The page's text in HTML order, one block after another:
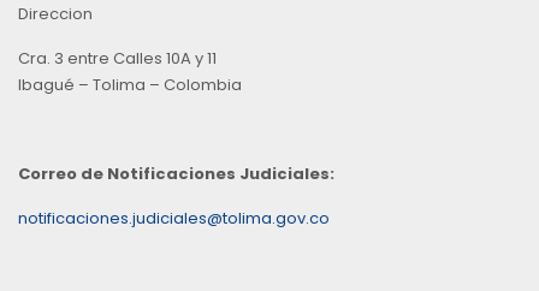
Direccion
Cra. 3 entre Calles 10A y 11
Ibagué – Tolima – Colombia
Correo de Notificaciones Judiciales:
notificaciones.judiciales@tolima.gov.co